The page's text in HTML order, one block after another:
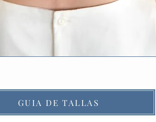
GUIA DE TALLAS